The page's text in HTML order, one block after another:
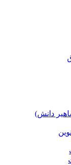
دانش)